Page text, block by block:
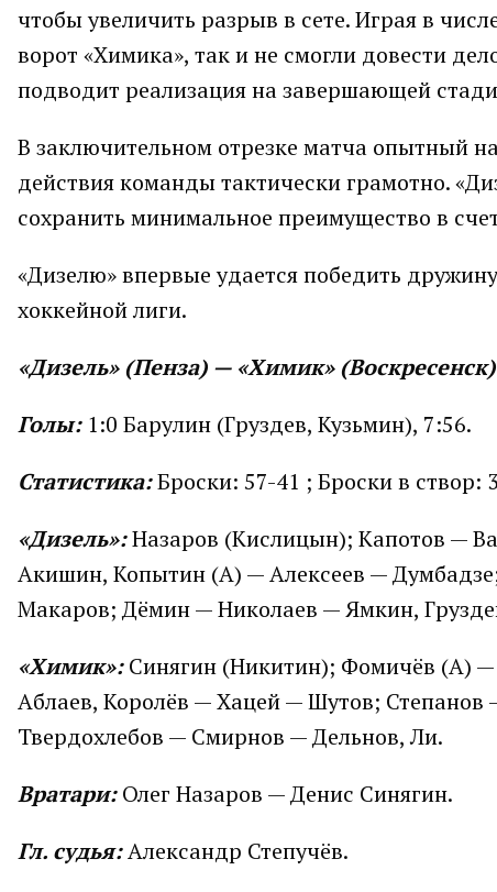
чтобы увеличить разрыв в сете. Играя в
ворот «Химика», так и не смогли довести
подводит реализация на завершающей
В заключительном отрезке матча опытный
действия команды тактически грамотно.
сохранить минимальное преимущество в
«Дизелю» впервые удается победить
хоккейной лиги.
«Дизель» (Пенза) — «Химик»
Голы:1:0 Барулин (Груздев, Кузьмин), 7:56.
Статистика:Броски: 57-41 ; Броски в
«Дизель»:Назаров (Кислицын); Капотов —
Акишин, Копытин (А) — Алексеев —
Макаров; Дёмин — Николаев — Ямкин,
«Химик»:Синягин (Никитин); Фомичёв (А)
Аблаев, Королёв — Хацей — Шутов;
Твердохлебов — Смирнов — Дельнов, Ли.
Вратари:Олег Назаров — Денис Синягин.
Гл. судья:Александр Степучёв.